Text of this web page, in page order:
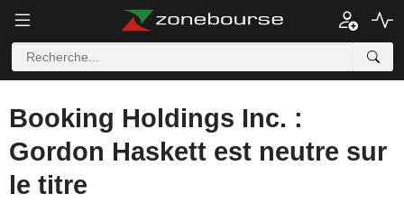
Booking Holdings Inc. :
Gordon Haskett est neutre sur
le titre